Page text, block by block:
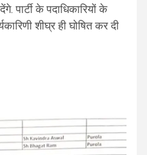
पार्टी के पदाधिकारियों के
शीघ्र ही घोषित कर दी